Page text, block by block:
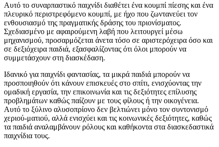
Αυτό το συναρπαστικό παιχνίδι διαθέτει ένα κουμπί πίεσης και ένα
πλευρικό περιστρεφόμενο κουμπί, με ήχο που ζωντανεύει τον
ενθουσιασμό της πραγματικής δράσης του πριονίσματος.
Σχεδιασμένο με αφαιρούμενη λαβή που λειτουργεί μέσω
μηχανισμού, προσαρμόζεται άνετα τόσο σε αριστερόχειρα όσο και
σε δεξιόχειρα παιδιά, εξασφαλίζοντας ότι όλοι μπορούν να
συμμετάσχουν στη διασκέδαση.
Ιδανικό για παιχνίδι φαντασίας, τα μικρά παιδιά μπορούν να
προσποιηθούν ότι κάνουν επισκευές στο σπίτι, ενισχύοντας την
ομαδική εργασία, την επικοινωνία και τις δεξιότητες επίλυσης
προβλημάτων καθώς παίζουν με τους φίλους ή την οικογένεια.
Αυτό το ξύλινο αλυσοπρίονο δεν βελτιώνει μόνο τον συντονισμό
χεριού-ματιού, αλλά ενισχύει και τις κοινωνικές δεξιότητες, καθώς
τα παιδιά αναλαμβάνουν ρόλους και καθήκοντα στα διασκεδαστικά
παιχνίδια τους.